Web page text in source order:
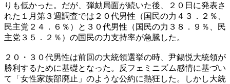
りも低かった。だが、弾劾局面が続いた後、２０日に発表さ
れた１月第３週調査では２０代男性（国民の力４３．２％、
民主党２４．６％）と３０代男性（国民の力３８．９％、民
主党３５．２％）の国民の力支持率が急騰した。
２０・３０代男性は前回の大統領選挙の時、尹錫悦大統領が
勝利するために基礎となった。反フェミニズム感情に基づい
て「女性家族部廃止」のような公約に熱狂した。しかし大統